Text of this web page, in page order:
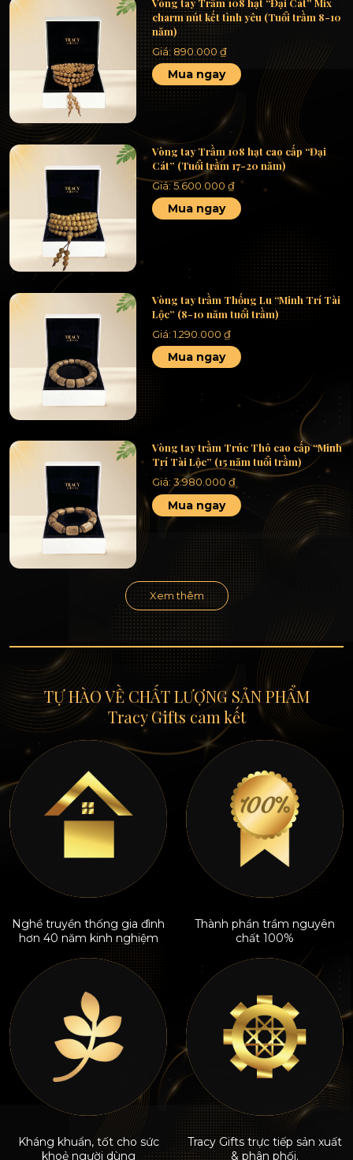
Vòng tay Trầm 108 hạt “Đại Cát” Mix
charm nút kết tình yêu (Tuổi trầm 8-10
năm)
Giá: 890.000₫
Mua ngay
Vòng tay Trầm 108 hạt cao cấp “Đại
Cát” (Tuổi trầm 17-20 năm)
Giá:5.600.000₫
Mua ngay
Vòng tay trầm Thống Lu “Minh Trí Tài
Lộc” (8-10 năm tuổi trầm)
Giá:1.290.000₫
Mua ngay
Vòng tay trầm Trúc Thô cao cấp “Minh
Trí Tài Lộc” (15 năm tuổi trầm)
Giá:3.980.000₫
Mua ngay
Xem thêm
TỰ HÀO VỀ CHẤT LƯỢNG SẢN PHẨM
Tracy Gifts cam kết
Nghề truyền thống gia đình
hơn 40 năm kinh nghiệm
Thành phần trầm nguyên
chất 100%
Kháng khuẩn, tốt cho sức
khoẻ người dùng
Tracy Gifts trực tiếp sản xuất
& phân phối.